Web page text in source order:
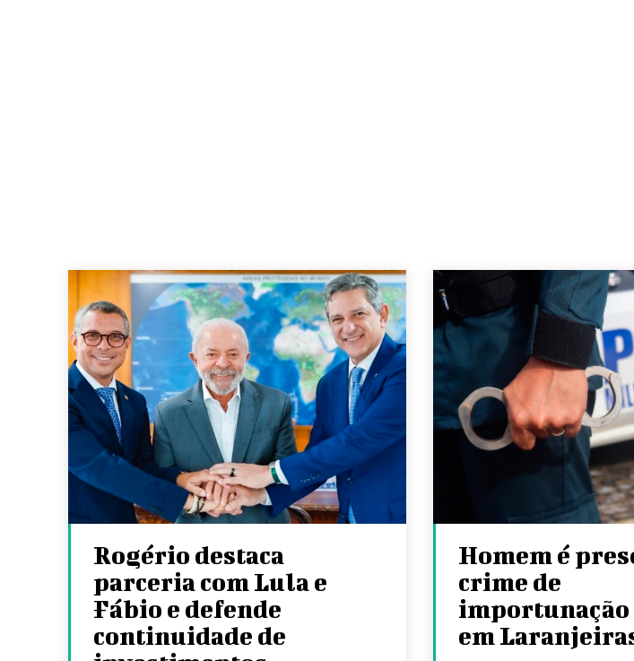
Rogério destaca
parceria com Lula e
Fábio e defende
continuidade de
Homem é
crime de
importunação
em